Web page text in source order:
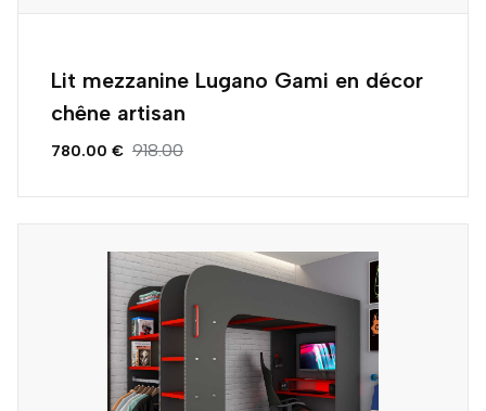
Lit mezzanine Lugano Gami en décor
chêne artisan
780.00 € 918.00